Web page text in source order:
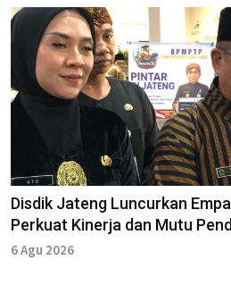
Disdik Jateng Luncurkan
Perkuat Kinerja dan Mutu
6 Agu 2026